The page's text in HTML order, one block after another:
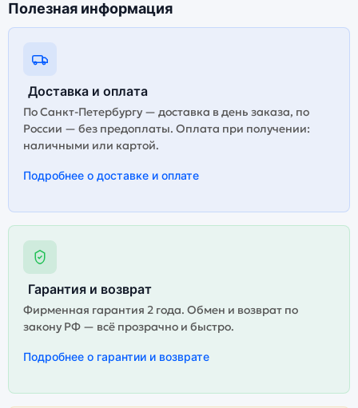
Полезная информация
Доставка и оплата
По Санкт-Петербургу — доставка в день заказа, по
России — без предоплаты. Оплата при получении:
наличными или картой.
Подробнее о доставке и оплате
Гарантия и возврат
Фирменная гарантия 2 года. Обмен и возврат по
закону РФ — всё прозрачно и быстро.
Подробнее о гарантии и возврате